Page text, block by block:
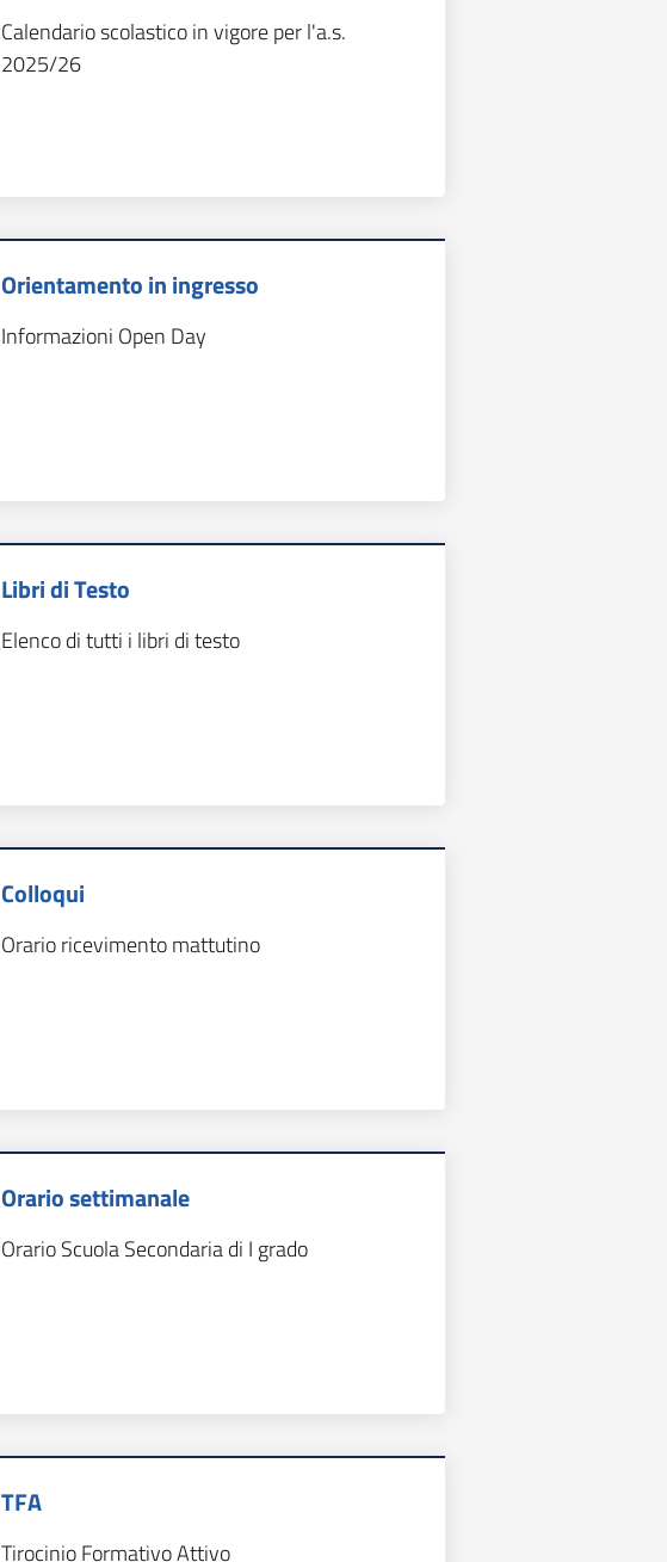
Calendario scolastico in vigore per l'a.s.
2025/26
Orientamento in ingresso
Informazioni Open Day
Libri di Testo
Elenco di tutti i libri di testo
Colloqui
Orario ricevimento mattutino
Orario settimanale
Orario Scuola Secondaria di I grado
TFA
Tirocinio Formativo Attivo